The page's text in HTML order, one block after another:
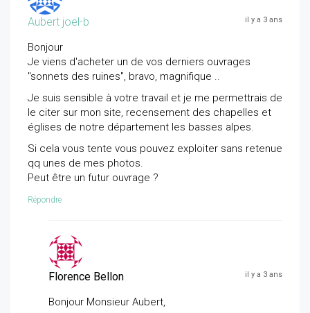
Aubert joel-b il y a 3 ans
Bonjour
Je viens d'acheter un de vos derniers ouvrages
"sonnets des ruines", bravo, magnifique ..
Je suis sensible à votre travail et je me permettrais de
le citer sur mon site, recensement des chapelles et
églises de notre département les basses alpes.
Si cela vous tente vous pouvez exploiter sans retenue
qq unes de mes photos.
Peut être un futur ouvrage ?
Répondre
Florence Bellon il y a 3 ans
Bonjour Monsieur Aubert,